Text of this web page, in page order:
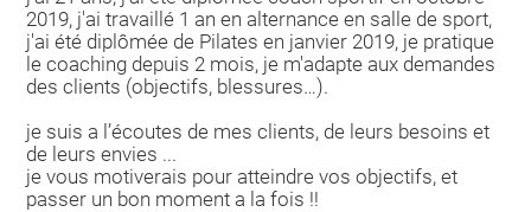
2019, j'ai travaillé 1 an en alternance en salle de sport,
j'ai été diplômée de Pilates en janvier 2019, je pratique
le coaching depuis 2 mois, je m'adapte aux demandes
des clients (objectifs, blessures…).
je suis a l’écoutes de mes clients, de leurs besoins et
de leurs envies ...
je vous motiverais pour atteindre vos objectifs, et
passer un bon moment a la fois !!